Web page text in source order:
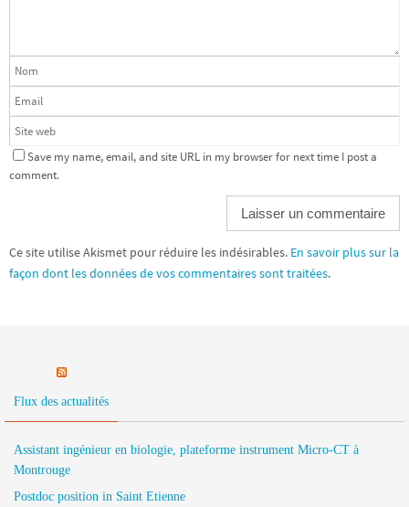
Save my name, email, and site URL in my browser for next time I post a
comment.
Ce site utilise Akismet pour réduire les indésirables. En savoir plus sur la
façon dont les données de vos commentaires sont traitées.
Flux des actualités
Assistant ingénieur en biologie, plateforme instrument Micro-CT à
Montrouge
Postdoc position in Saint Etienne